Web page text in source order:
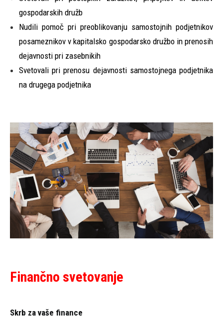
gospodarskih družb
Nudili pomoč pri preoblikovanju samostojnih podjetnikov
posameznikov v kapitalsko gospodarsko družbo in prenosih
dejavnosti pri zasebnikih
Svetovali pri prenosu dejavnosti samostojnega podjetnika
na drugega podjetnika
Finančno svetovanje
Skrb za vaše finance